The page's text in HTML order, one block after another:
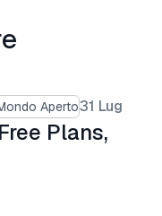
Aperto31 Lug
Plans,